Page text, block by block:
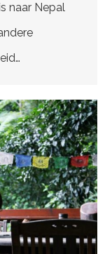
naar Nepal